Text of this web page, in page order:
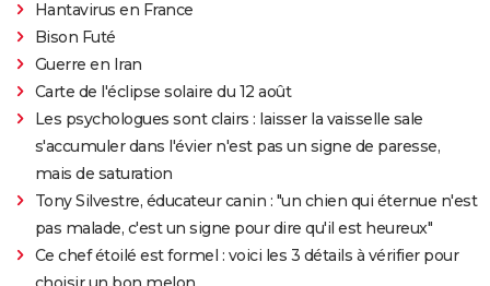
Hantavirus en France
Bison Futé
Guerre en Iran
Carte de l'éclipse solaire du 12 août
Les psychologues sont clairs : laisser la vaisselle sale
s'accumuler dans l'évier n'est pas un signe de paresse,
mais de saturation
Tony Silvestre, éducateur canin : "un chien qui éternue n'est
pas malade, c'est un signe pour dire qu'il est heureux"
Ce chef étoilé est formel : voici les 3 détails à vérifier pour